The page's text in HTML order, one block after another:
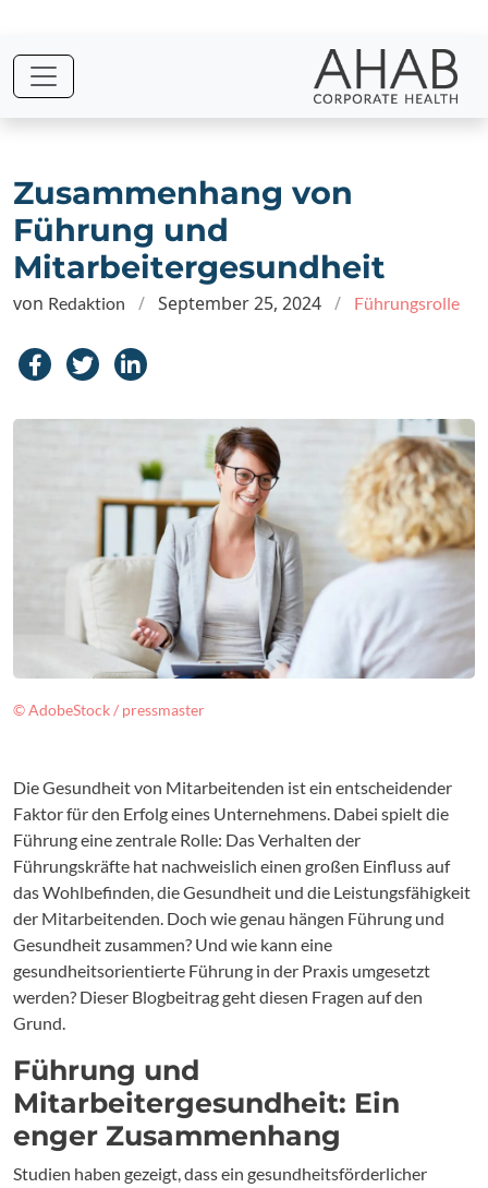
the
content
Zusammenhang von
Führung und
Mitarbeitergesundheit
von Redaktion / September 25, 2024 / Führungsrolle
© AdobeStock / pressmaster
Die Gesundheit von Mitarbeitenden ist ein entscheidender
Faktor für den Erfolg eines Unternehmens. Dabei spielt die
Führung eine zentrale Rolle: Das Verhalten der
Führungskräfte hat nachweislich einen großen Einfluss auf
das Wohlbefinden, die Gesundheit und die Leistungsfähigkeit
der Mitarbeitenden. Doch wie genau hängen Führung und
Gesundheit zusammen? Und wie kann eine
gesundheitsorientierte Führung in der Praxis umgesetzt
werden? Dieser Blogbeitrag geht diesen Fragen auf den
Grund.
Führung und
Mitarbeitergesundheit: Ein
enger Zusammenhang
Studien haben gezeigt, dass ein gesundheitsförderlicher